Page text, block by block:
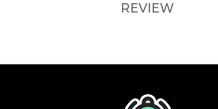
REVIEW